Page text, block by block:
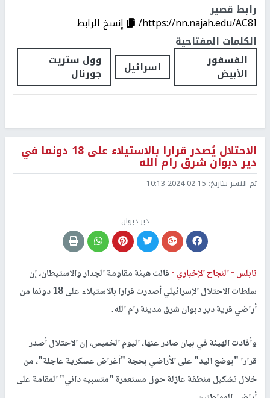
رابط قصير
https://nn.najah.edu/AC8I/
إنسخ الرابط
الكلمات المفتاحية
الفسفور
الأبيض اسرائيل وول ستريت
جورنال
الاحتلال يُصدر قرارا بالاستيلاء على 18 دونما في
دير دبوان شرق رام الله
تم النشر بتاريخ: 2024-02-15 10:13
دير دبوان